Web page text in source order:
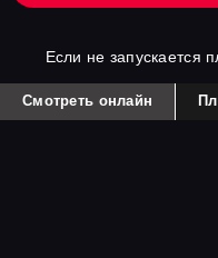
Если не запускается
Смотреть онлайн